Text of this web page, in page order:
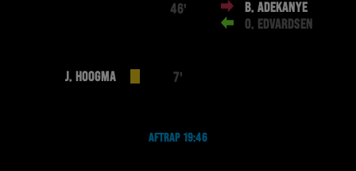
46'
B. ADEKANYE
O. EDVARDSEN
J. HOOGMA 7'
AFTRAP 19:46